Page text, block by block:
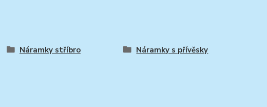
Náramky stříbro
Náramky s přívěsky